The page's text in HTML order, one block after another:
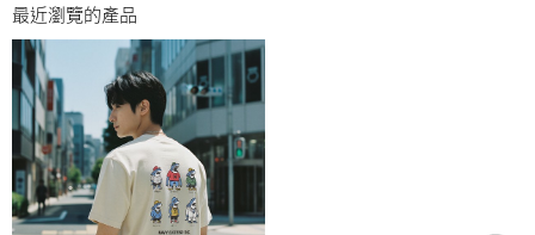
最近瀏覽的產品